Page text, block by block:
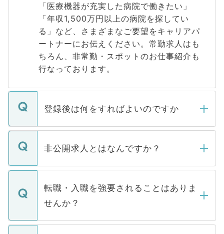
「医療機器が充実した病院で働きたい」
「年収1,500万円以上の病院を探してい
る」など、さまざまなご要望をキャリアパ
ートナーにお伝えください。常勤求人はも
ちろん、非常勤・スポットのお仕事紹介も
行なっております。
登録後は何をすればよいのですか
ご登録いただきましたら、弊社担当者がご
登録内容を確認し、その後メールもしくは
ます。通常、5営業日以内にはご連絡をせて
いただきますので、しばらくお待ちくださ
い。
非公開求人とはなんですか？
マイナビDOCTORで取り扱っている求人の
うち約3割は、Webサイトからご覧いただ
けない「非公開求人」です。非公開求人は
下記の理由によって、一般には公開してい
ません。
転職・入職を強要されることはありま
せんか？
転職・入職を強要することは一切ありませ